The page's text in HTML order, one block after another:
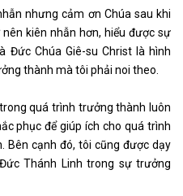
nhưng cảm ơn Chúa sau khi
kiên nhẫn hơn, hiểu được sự
Đức Chúa Giê-su Christ là hình
thành mà tôi phải noi theo.
quá trình trưởng thành luôn
phục để giúp ích cho quá trình
Bên cạnh đó, tôi cũng được dạy
Thánh Linh trong sự trưởng